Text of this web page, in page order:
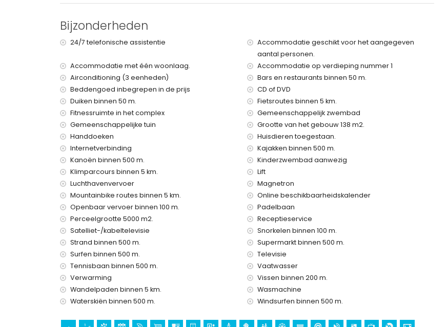
dichtstbijzijnde strand: El Arenal, Javea (binnen 500 meter van het appartement)
dichtstbijzijnde park: Montgo (binnen 4 kilometer van het appartement)
dichtstbijzijnde luchthaven: Alicante (binnen 100 kilometer van het appartement)
tweede dichtstbijzijnde luchthaven: Valencia (> 100 kilometer)
huisdieren toegestaan
Het gebouw waarin de accommodatie zich bevindt heeft een lift.
De accommodatie is zeer geschikt voor families met kinderen.
Privéfaciliteiten en diensten inbegrepen in de huurprijs
strijkijzer en strijkplank
bedlinnen en handdoeken
receptieservice en 24-uurs nooddienst
luchtverwarming en airconditioning
Gemeenschappelijke faciliteiten / diensten
fitnessruimte en paddlebaan
Privéfaciliteiten en diensten tegen extra betaling
luchthavenservice
extra bed en kinderbed/wieg (op aanvraag)
Vermaak en vrijetijdsactiviteiten voor uw vakantie in Javea, Costa Blanca
discotheek, bar, promenade (El Arenal en Javea) (binnen 500 meter van het huis)
bioscoop en theater (binnen 5 kilometer van het huis)
Bezienswaardigheden en cultuur in Javea, Costa Blanca
museum (Historico de Javea), kerk (Virgen del Loreto), monument (Pueblo de Javea), architectonisch
Bijzonderheden
24/7 telefonische assistentie
Accommodatie geschikt voor het aangegeven
aantal personen.
Accommodatie met één woonlaag.
Accommodatie op verdieping nummer 1
Airconditioning (3 eenheden)
Bars en restaurants binnen 50 m.
Beddengoed inbegrepen in de prijs
CD of DVD
Duiken binnen 50 m.
Fietsroutes binnen 5 km.
Fitnessruimte in het complex
Gemeenschappelijk zwembad
Gemeenschappelijke tuin
Grootte van het gebouw 138 m2.
Handdoeken
Huisdieren toegestaan.
Internetverbinding
Kajakken binnen 500 m.
Kanoën binnen 500 m.
Kinderzwembad aanwezig
Klimparcours binnen 5 km.
Lift
Luchthavenvervoer
Magnetron
Mountainbike routes binnen 5 km.
Online beschikbaarheidskalender
Openbaar vervoer binnen 100 m.
Padelbaan
Perceelgrootte 5000 m2.
Receptieservice
Satelliet-/kabeltelevisie
Snorkelen binnen 100 m.
Strand binnen 500 m.
Supermarkt binnen 500 m.
Surfen binnen 500 m.
Televisie
Tennisbaan binnen 500 m.
Vaatwasser
Verwarming
Vissen binnen 200 m.
Wandelpaden binnen 5 km.
Wasmachine
Waterskiën binnen 500 m.
Windsurfen binnen 500 m.